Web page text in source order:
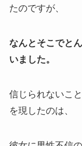
たのですが、
なんとそこでと
いました。
信じられないこ
を現したのは、